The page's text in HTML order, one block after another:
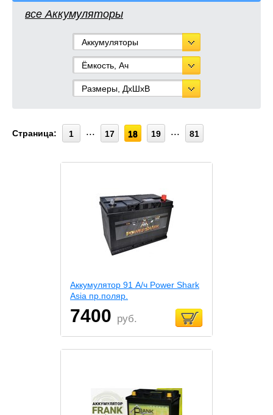
все Аккумуляторы
Аккумуляторы
Ёмкость, Ач
Размеры, ДхШхВ
Страница: 1 17 18 19 81
Аккумулятор 91 А/ч Power Shark
Asia пр.поляр.
7400 руб.